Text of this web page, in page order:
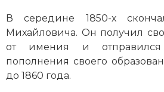
В середине 1850-х
Михайловича. Он получил
от имения и
пополнения своего
до 1860 года.